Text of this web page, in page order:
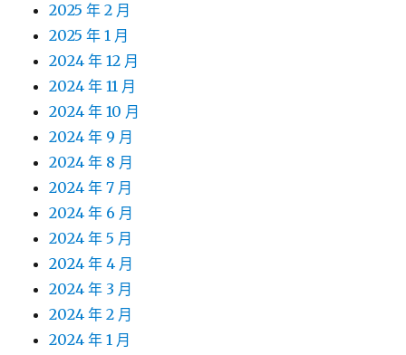
2025 年 2 月
2025 年 1 月
2024 年 12 月
2024 年 11 月
2024 年 10 月
2024 年 9 月
2024 年 8 月
2024 年 7 月
2024 年 6 月
2024 年 5 月
2024 年 4 月
2024 年 3 月
2024 年 2 月
2024 年 1 月